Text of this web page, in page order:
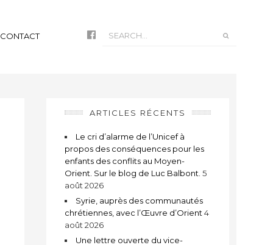
CONTACT
ARTICLES RÉCENTS
Le cri d’alarme de l’Unicef à
propos des conséquences pour les
enfants des conflits au Moyen-
Orient. Sur le blog de Luc Balbont. 5
août 2026
Syrie, auprès des communautés
chrétiennes, avec l’Œuvre d’Orient 4
août 2026
Une lettre ouverte du vice-